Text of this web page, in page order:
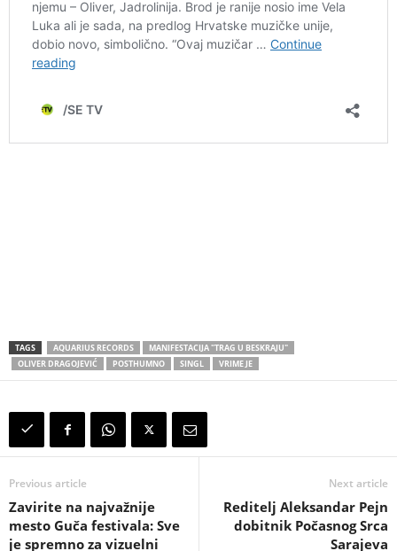
TAGS AQUARIUS RECORDS
MANIFESTACIJA "TRAG U BESKRAJU"
OLIVER DRAGOJEVIĆ
POSTHUMNO SINGL VRIME JE
Previous article
Zavirite na najvažnije
mesto Guča festivala: Sve
je spremno za vizuelni
Next article
Reditelj Aleksandar Pejn
dobitnik Počasnog Srca
Sarajeva